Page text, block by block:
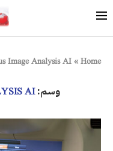
Home
»
Image Analysis AI
وسم:AI